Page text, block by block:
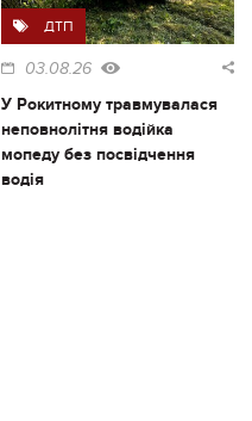
ДТП
03.08.26
У Рокитному травмувалася
неповнолітня водійка
мопеду без посвідчення
водія